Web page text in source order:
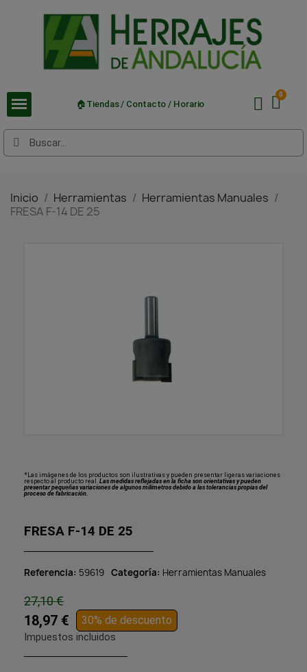
🏠Tiendas / Contacto / Horario
Inicio Herramientas
Herramientas Manuales
FRESA F-14 DE 25
*Las imágenes de los productos son ilustrativas y pueden presentar ligeras variaciones
respecto al producto real. Las medidas reflejadas en la ficha son orientativas y pueden
presentar pequeñas variaciones de algunos milímetros debido a las tolerancias propias del
proceso de fabricación.
FRESA F-14 DE 25
Referencia 59619 Categoría Herramientas Manuales
27,10 €
18,97 € 30% de descuento
Impuestos incluidos